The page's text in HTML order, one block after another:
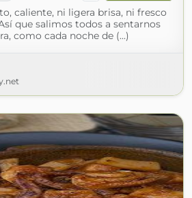
caliente, ni ligera brisa, ni fresco
que salimos todos a sentarnos
como cada noche de (...)